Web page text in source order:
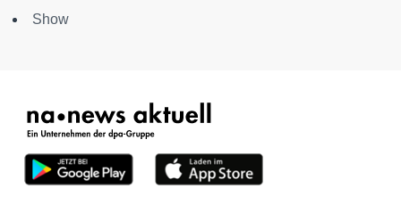
Show